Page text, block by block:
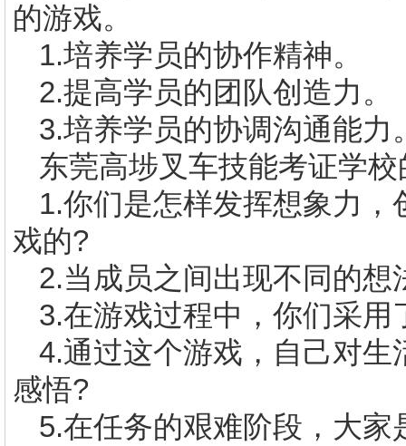
的游戏。
1.培养学员的协作精神。
2.提高学员的团队创造力。
3.培养学员的协调沟通能力
东莞高埗叉车技能考证学校
1.你们是怎样发挥想象力
戏的?
2.当成员之间出现不同的
3.在游戏过程中，你们采
4.通过这个游戏，自己对
感悟?
5.在任务的艰难阶段，大家